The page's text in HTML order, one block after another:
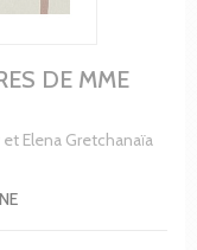
DE MME
Elena Gretchanaïa